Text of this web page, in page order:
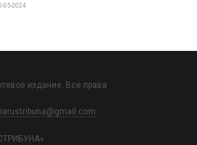
05-2024
издание. Все права